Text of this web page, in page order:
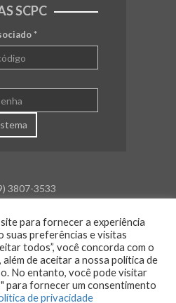
SCPC
*
3807-3533
de Campinas, 675
- Amparo - SP
das 8h30 às 18h00
e Feriado: Fechado
para fornecer a experiência
suas preferências e visitas
todos”, você concorda com o
de aceitar a nossa política de
No entanto, você pode visitar
para fornecer um consentimento
de privacidade